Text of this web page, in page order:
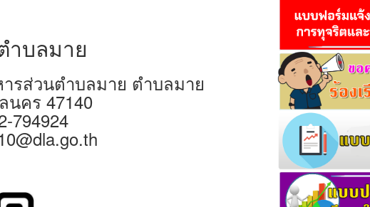
ำบลมาย
รส่วนตำบลมาย ตำบลมาย
นคร 47140
794924